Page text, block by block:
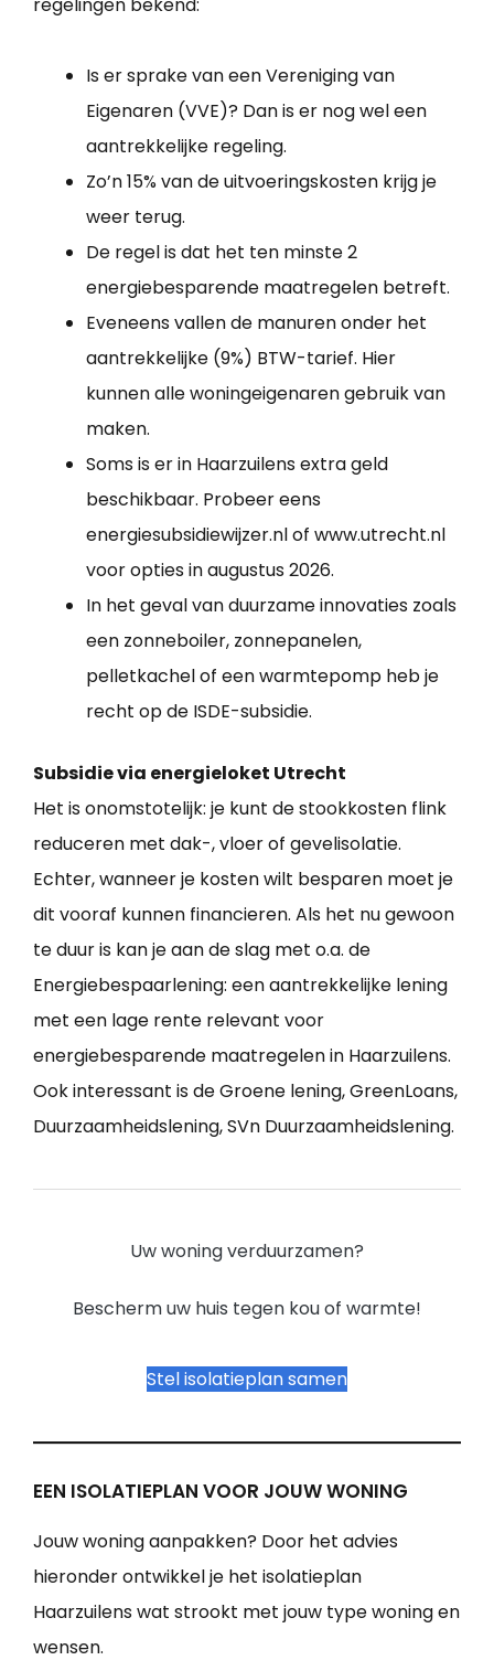
regelingen bekend:
Is er sprake van een Vereniging van
Eigenaren (VVE)? Dan is er nog wel een
aantrekkelijke regeling.
Zo’n 15% van de uitvoeringskosten krijg je
weer terug.
De regel is dat het ten minste 2
energiebesparende maatregelen betreft.
Eveneens vallen de manuren onder het
aantrekkelijke (9%) BTW-tarief. Hier
kunnen alle woningeigenaren gebruik van
maken.
Soms is er in Haarzuilens extra geld
beschikbaar. Probeer eens
energiesubsidiewijzer.nl of www.utrecht.nl
voor opties in augustus 2026.
In het geval van duurzame innovaties zoals
een zonneboiler, zonnepanelen,
pelletkachel of een warmtepomp heb je
recht op de ISDE-subsidie.
Subsidie via energieloket Utrecht
Het is onomstotelijk: je kunt de stookkosten flink
reduceren met dak-, vloer of gevelisolatie.
Echter, wanneer je kosten wilt besparen moet je
dit vooraf kunnen financieren. Als het nu gewoon
te duur is kan je aan de slag met o.a. de
Energiebespaarlening: een aantrekkelijke lening
met een lage rente relevant voor
energiebesparende maatregelen in Haarzuilens.
Ook interessant is de Groene lening, GreenLoans,
Duurzaamheidslening, SVn Duurzaamheidslening.
Uw woning verduurzamen?
Bescherm uw huis tegen kou of warmte!
Stel isolatieplan samen
EEN ISOLATIEPLAN VOOR JOUW WONING
Jouw woning aanpakken? Door het advies
hieronder ontwikkel je het isolatieplan
Haarzuilens wat strookt met jouw type woning en
wensen.